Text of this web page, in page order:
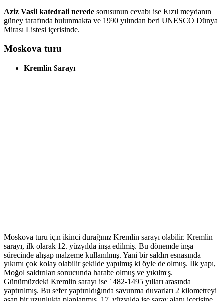
Aziz Vasil katedrali nerede sorusunun cevabı ise Kızıl meydanın
güney tarafında bulunmakta ve 1990 yılından beri UNESCO Dünya
Mirası Listesi içerisinde.
Moskova turu
Kremlin Sarayı
Moskova turu için ikinci durağınız Kremlin sarayı olabilir. Kremlin
sarayı, ilk olarak 12. yüzyılda inşa edilmiş. Bu dönemde inşa
sürecinde ahşap malzeme kullanılmış. Yani bir saldırı esnasında
yıkımı çok kolay olabilir şekilde yapılmış ki öyle de olmuş. İlk yapı,
Moğol saldırıları sonucunda harabe olmuş ve yıkılmış.
Günümüzdeki Kremlin sarayı ise 1482-1495 yılları arasında
yaptırılmış. Bu sefer yaptırıldığında savunma duvarları 2 kilometreyi
aşan bir uzunlukta planlanmış. 17. yüzyılda ise saray alanı içerisine